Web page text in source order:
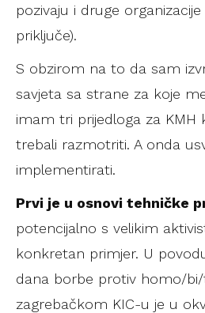
pozivaju i druge
priključe).
S obzirom na to da sam
savjeta sa strane za koje
imam tri prijedloga za KMH
trebali razmotriti. A onda
implementirati.
Prvi je u osnovi tehničke
potencijalno s velikim
konkretan primjer. U
dana borbe protiv homo/
zagrebačkom KIC-u je u